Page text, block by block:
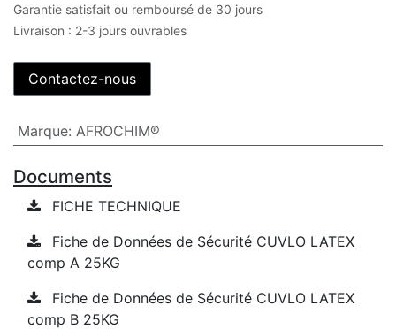
Garantie satisfait ou remboursé de 30 jours
Livraison : 2-3 jours ouvrables
Contactez-nous
Marque: AFROCHIM®
Documents
FICHE TECHNIQUE
Fiche de Données de Sécurité CUVLO LATEX
comp A 25KG
Fiche de Données de Sécurité CUVLO LATEX
comp B 25KG